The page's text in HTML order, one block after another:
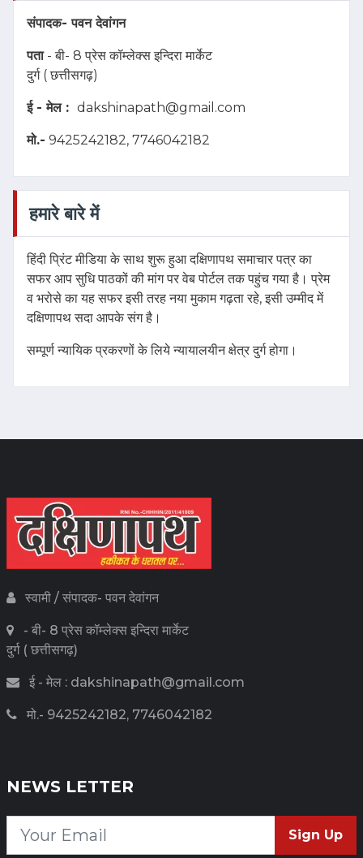
संपादक-पवन देवांगन
पता- बी- 8 प्रेस कॉम्लेक्स इन्दिरा मार्केट
दुर्ग ( छत्तीसगढ़)
ई - मेल : dakshinapath@gmail.com
मो.- 9425242182, 7746042182
हमारे बारे में
हिंदी प्रिंट मीडिया के साथ शुरू हुआ दक्षिणापथ समाचार पत्र का
सफर आप सुधि पाठकों की मांग पर वेब पोर्टल तक पहुंच गया है। प्रेम
व भरोसे का यह सफर इसी तरह नया मुकाम गढ़ता रहे, इसी उम्मीद में
दक्षिणापथ सदा आपके संग है।
सम्पूर्ण न्यायिक प्रकरणों के लिये न्यायालयीन क्षेत्र दुर्ग होगा।
स्वामी / संपादक- पवन देवांगन
- बी- 8 प्रेस कॉम्लेक्स इन्दिरा मार्केट
दुर्ग ( छत्तीसगढ़)
ई - मेल : dakshinapath@gmail.com
मो.- 9425242182, 7746042182
NEWS LETTER
Sign Up